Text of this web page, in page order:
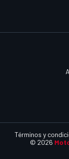
© 2026
Términos y